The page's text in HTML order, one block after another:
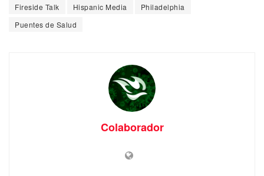
Fireside Talk
Hispanic Media
Philadelphia
Puentes de Salud
Colaborador